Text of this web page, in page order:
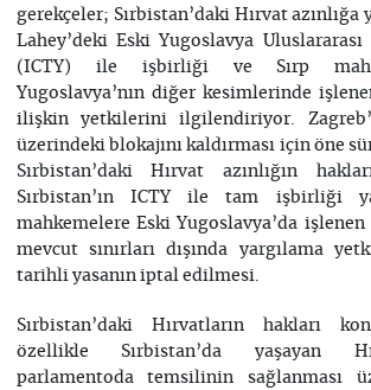
gerekçeler; Sırbistan’daki Hırvat azınlığa
Lahey’deki Eski Yugoslavya Uluslararası
(ICTY) ile işbirliği ve Sırp
Yugoslavya’nın diğer kesimlerinde
ilişkin yetkilerini ilgilendiriyor.
üzerindeki blokajını kaldırması için öne
Sırbistan’daki Hırvat azınlığın
Sırbistan’ın ICTY ile tam işbirliği
mahkemelere Eski Yugoslavya’da işlenen
mevcut sınırları dışında yargılama
tarihli yasanın iptal edilmesi.
Sırbistan’daki Hırvatların hakları
özellikle Sırbistan’da yaşayan
parlamentoda temsilinin sağlanması